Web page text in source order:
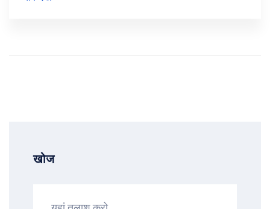
खोज